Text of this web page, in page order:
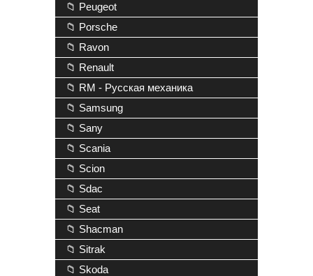
📁 Peugeot
📁 Porsche
📁 Ravon
📁 Renault
📁 RM - Русская механика
📁 Samsung
📁 Sany
📁 Scania
📁 Scion
📁 Sdac
📁 Seat
📁 Shacman
📁 Sitrak
📁 Skoda